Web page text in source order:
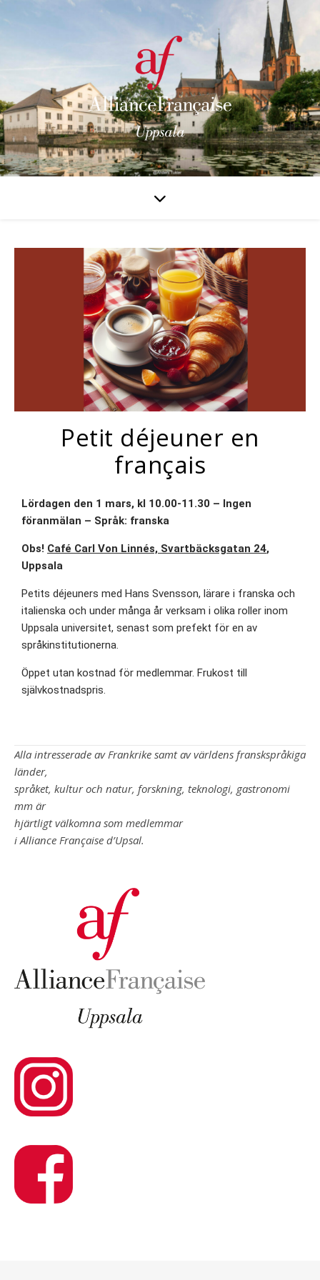
Petit déjeuner en
français
Lördagen den 1 mars, kl 10.00-11.30 – Ingen
föranmälan – Språk: franska
Obs! Café Carl Von Linnés, Svartbäcksgatan 24,
Uppsala
Petits déjeuners med Hans Svensson, lärare i franska och
italienska och under många år verksam i olika roller inom
Uppsala universitet, senast som prefekt för en av
språkinstitutionerna.
Öppet utan kostnad för medlemmar. Frukost till
självkostnadspris.
Alla intresserade av Frankrike samt av världens franskspråkiga
länder,
språket, kultur och natur, forskning, teknologi, gastronomi
mm är
hjärtligt välkomna som medlemmar
i Alliance Française d’Upsal.